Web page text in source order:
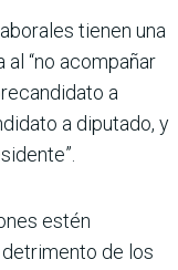
tienen una
“no acompañar
a
a diputado, y
estén
de los